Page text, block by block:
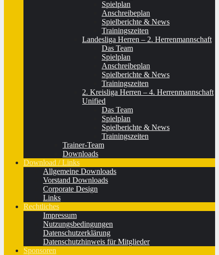
Spielplan
Anschreibeplan
Spielberichte & News
Trainingszeiten
Landesliga Herren – 2. Herrenmannschaft
Das Team
Spielplan
Anschreibeplan
Spielberichte & News
Trainingszeiten
2. Kreisliga Herren – 4. Herrenmannschaft
Unified
Das Team
Spielplan
Spielberichte & News
Trainingszeiten
Trainer-Team
Downloads
Download / Links
Allgemeine Downloads
Vorstand Downloads
Corporate Design
Links
Rechtliches
Impressum
Nutzungsbedingungen
Datenschutzerklärung
Datenschutzhinweis für Mitglieder
Sponsoren